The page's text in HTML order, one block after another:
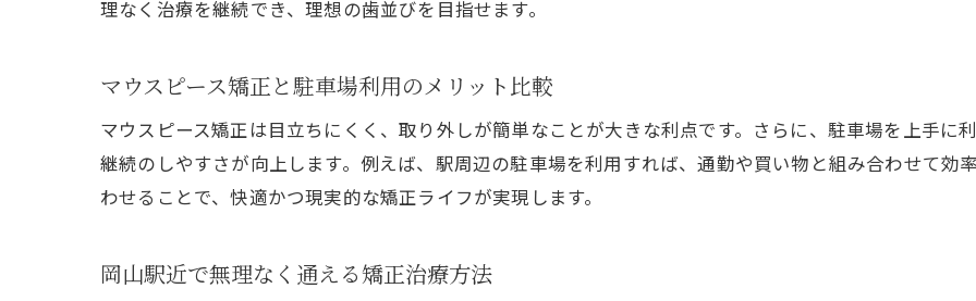
駐車場完備でマウスピース矯正がもっと身近に
通院のしやすさで選ぶマウスピース矯正のコツ
岡山駅近くで駐車場が使える矯正医院の探し方
忙しい毎日でも安心な通院環境を整える方法
理なく治療を継続でき、理想の歯並びを目指せます。
マウスピース矯正と駐車場利用のメリット比較
マウスピース矯正は目立ちにくく、取り外しが簡単なことが大きな利点です。さらに、駐車場を上手に
継続のしやすさが向上します。例えば、駅周辺の駐車場を利用すれば、通勤や買い物と組み合わせて効
わせることで、快適かつ現実的な矯正ライフが実現します。
岡山駅近で無理なく通える矯正治療方法